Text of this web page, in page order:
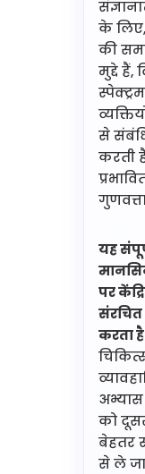
के
की
मुद्दे
से
करती
यह
पर
करता
को
बेहतर
से ले